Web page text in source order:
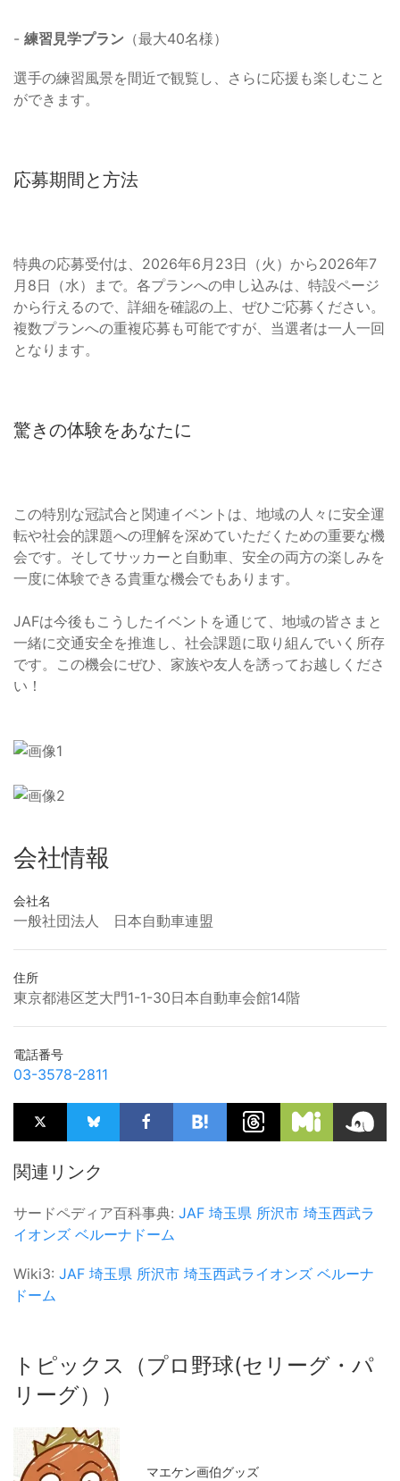
- 練習見学プラン （最大40名様）
選手の練習風景を間近で観覧し、さらに応援も楽しむこと
ができます。
応募期間と方法
特典の応募受付は、2026年6月23日（火）から2026年7
月8日（水）まで。各プランへの申し込みは、特設ページ
から行えるので、詳細を確認の上、ぜひご応募ください。
複数プランへの重複応募も可能ですが、当選者は一人一回
となります。
驚きの体験をあなたに
この特別な冠試合と関連イベントは、地域の人々に安全運
転や社会的課題への理解を深めていただくための重要な機
会です。そしてサッカーと自動車、安全の両方の楽しみを
一度に体験できる貴重な機会でもあります。
JAFは今後もこうしたイベントを通じて、地域の皆さまと
一緒に交通安全を推進し、社会課題に取り組んでいく所存
です。この機会にぜひ、家族や友人を誘ってお越しくださ
い！
会社情報
会社名
一般社団法人 日本自動車連盟
住所
東京都港区芝大門1-1-30日本自動車会館14階
電話番号
03-3578-2811
関連リンク
サードペディア百科事典: JAF 埼玉県 所沢市 埼玉西武ラ
イオンズ ベルーナドーム
Wiki3: JAF 埼玉県 所沢市 埼玉西武ライオンズ ベルーナ
ドーム
トピックス（プロ野球(セリーグ・パ
リーグ））
マエケン画伯グッズ